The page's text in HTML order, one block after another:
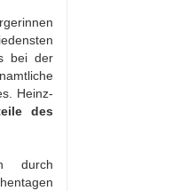
bei der
Heinz-
des
durch